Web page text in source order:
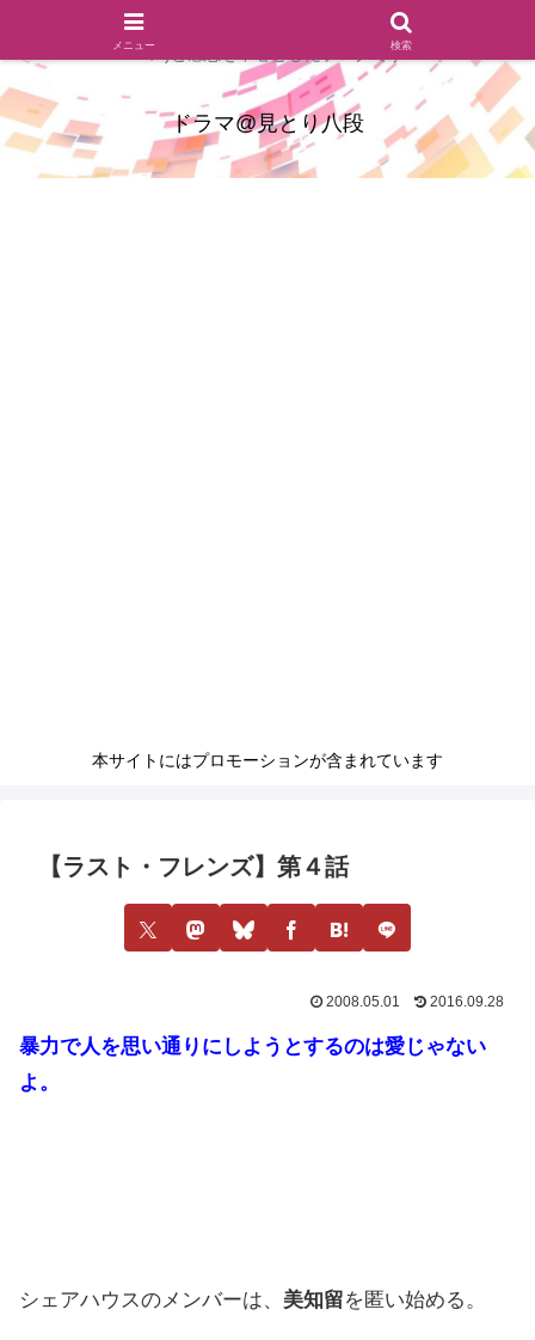
ドラマのシーンとセリフを切り取ったあらすじレビュー(復習ネタ
バレ)と感想を中心としたブログです
ドラマ@見とり八段
本サイトにはプロモーションが含まれています
【ラスト・フレンズ】第４話
2008.05.01 2016.09.28
暴力で人を思い通りにしようとするのは愛じゃない
よ。
シェアハウスのメンバーは、 美知留を匿い始める。
メニュー 検索